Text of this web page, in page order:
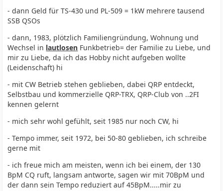
- dann Geld für TS-430 und PL-509 = 1kW mehrere tausend
SSB QSOs
- dann, 1983, plötzlich Familiengründung, Wohnung und
Wechsel in lautlosen Funkbetrieb= der Familie zu Liebe, und
mir zu Liebe, da ich das Hobby nicht aufgeben wollte
(Leidenschaft) hi
- mit CW Betrieb stehen geblieben, dabei QRP entdeckt,
Selbstbau und kommerzielle QRP-TRX, QRP-Club von ..2FI
kennen gelernt
- mich sehr wohl gefühlt, seit 1985 nur noch CW, hi
- Tempo immer, seit 1972, bei 50-80 geblieben, ich schreibe
gerne mit
- ich freue mich am meisten, wenn ich bei einem, der 130
BpM CQ ruft, langsam antworte, sagen wir mit 70BpM und
der dann sein Tempo reduziert auf 45BpM.....mir zu